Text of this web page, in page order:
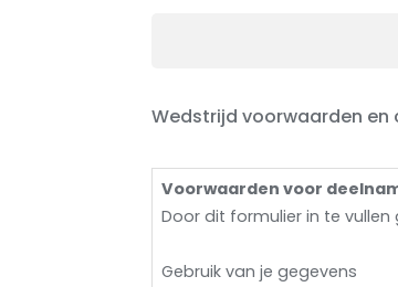
Wedstrijd voorwaarden en
Voorwaarden voor
Door dit formulier in te
Gebruik van je gegevens